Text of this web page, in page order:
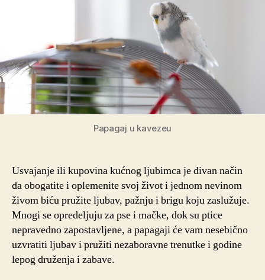
Papagaj u kavezeu
Usvajanje ili kupovina kućnog ljubimca je divan način
da obogatite i oplemenite svoj život i jednom nevinom
živom biću pružite ljubav, pažnju i brigu koju zaslužuje.
Mnogi se opredeljuju za pse i mačke, dok su ptice
nepravedno zapostavljene, a papagaji će vam nesebično
uzvratiti ljubav i pružiti nezaboravne trenutke i godine
lepog druženja i zabave.